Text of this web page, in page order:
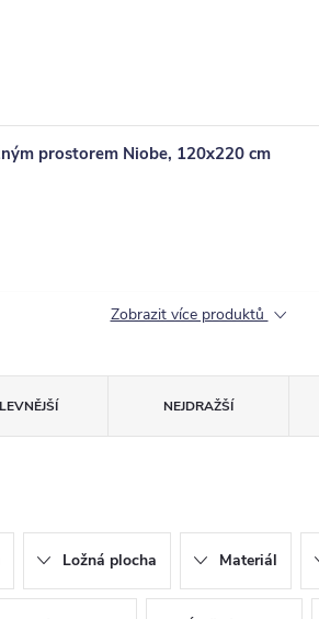
prostorem Niobe, 120x220 cm
Zobrazit více produktů
NEJDRAŽŠÍ
Ložná plocha Materiál